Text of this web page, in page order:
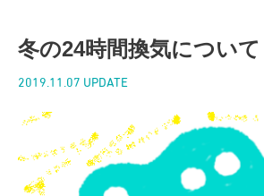
冬の24時間換気について
2019.11.07 UPDATE